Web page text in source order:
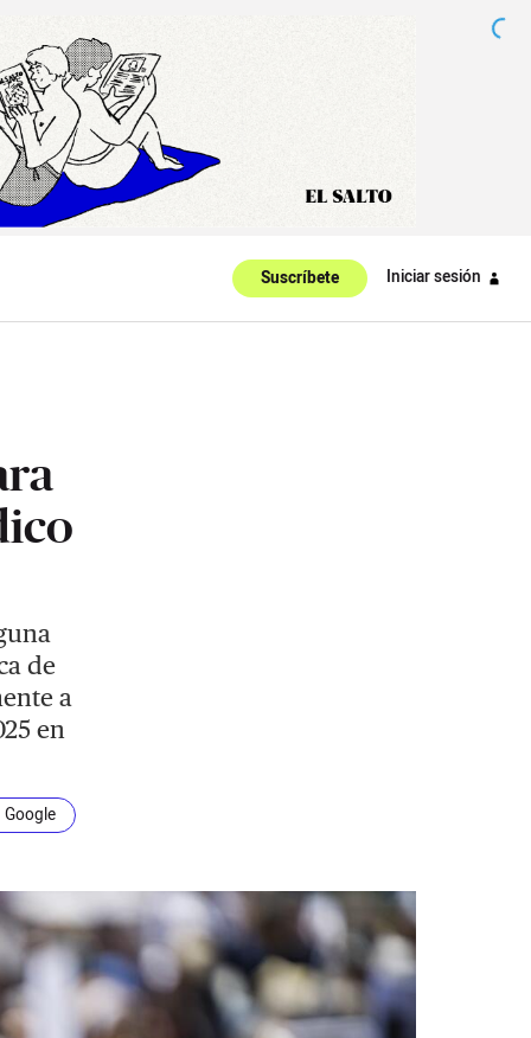
Suscríbete Iniciar sesión
de
a
en
Google